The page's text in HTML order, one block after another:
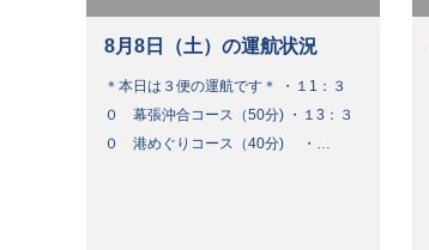
8月8日（土）の運航状況
＊本日は３便の運航です＊ ・１1：３
０ 幕張沖合コース（50分) ・１3：３
０ 港めぐりコース（40分) ・…